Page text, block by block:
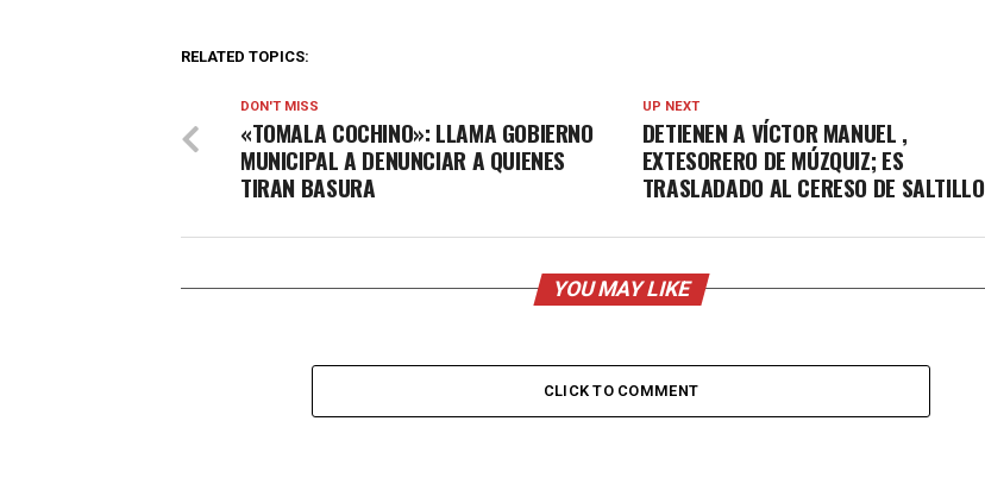
RELATED TOPICS:
UP NEXT
DETIENEN A VÍCTOR MANUEL ,
EXTESORERO DE MÚZQUIZ; ES
TRASLADADO AL CERESO DE SALTILLO
DON'T MISS
«TOMALA COCHINO»: LLAMA GOBIERNO
MUNICIPAL A DENUNCIAR A QUIENES
TIRAN BASURA
YOU MAY LIKE
CLICK TO COMMENT